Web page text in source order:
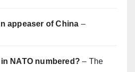
appeaser of China –
NATO numbered? – The